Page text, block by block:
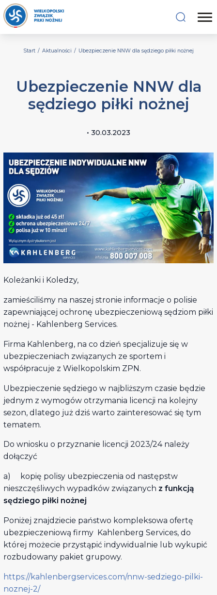
Start / Aktualności / Ubezpieczenie NNW dla sędziego piłki nożnej
Ubezpieczenie NNW dla
sędziego piłki nożnej
• 30.03.2023
Koleżanki i Koledzy,
zamieściliśmy na naszej stronie informacje o polisie
zapewniającej ochronę ubezpieczeniową sędziom piłki
nożnej - Kahlenberg Services.
Firma Kahlenberg, na co dzień specjalizuje się w
ubezpieczeniach związanych ze sportem i
współpracuje z Wielkopolskim ZPN.
Ubezpieczenie sędziego w najbliższym czasie będzie
jednym z wymogów otrzymania licencji na kolejny
sezon, dlatego już dziś warto zainteresować się tym
tematem.
Do wniosku o przyznanie licencji 2023/24 należy
dołączyć
a) kopię polisy ubezpieczenia od następstw
nieszczęśliwych wypadków związanych z funkcją
sędziego piłki nożnej
Poniżej znajdziecie państwo kompleksowa ofertę
ubezpieczeniową firmy Kahlenberg Services, do
której możecie przystąpić indywidualnie lub wykupić
rozbudowany pakiet grupowy.
https://kahlenbergservices.com/nnw-sedziego-pilki-
noznej-2/